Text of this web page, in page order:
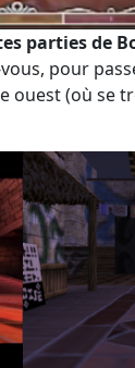
parties de
pour
ouest (où se